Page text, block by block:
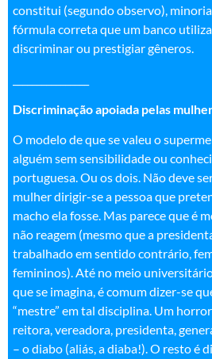
constitui (segundo observo),
fórmula correta que um banco
discriminar ou prestigiar gêneros.
Discriminação apoiada pelas
O modelo de que se valeu o
alguém sem sensibilidade ou
portuguesa. Ou os dois. Não deve
mulher dirigir-se a pessoa que
macho ela fosse. Mas parece que é
não reagem (mesmo que a
trabalhado em sentido contrário,
femininos). Até no meio
que se imagina, é comum dizer-se
“mestre” em tal disciplina. Um
reitora, vereadora, presidenta,
– o diabo (aliás, a diaba!). O resto é